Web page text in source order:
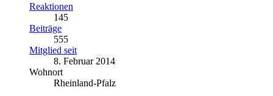
Reaktionen
145
Beiträge
555
Mitglied seit
8. Februar 2014
Wohnort
Rheinland-Pfalz